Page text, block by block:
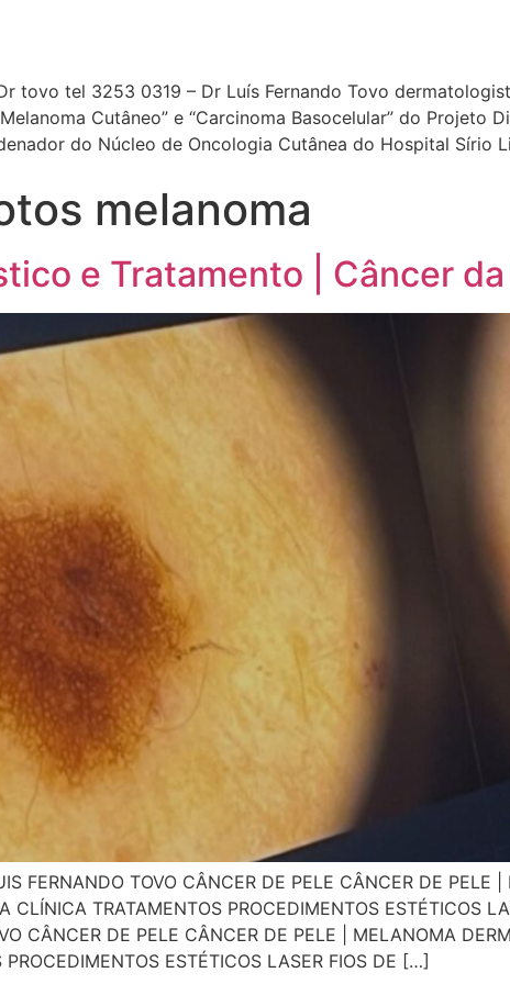
tovo tel 3253 0319 – Dr Luís Fernando Tovo
Cutâneo” e “Carcinoma Basocelular” do
do Núcleo de Oncologia Cutânea do Hospital Sírio
melanoma
e Tratamento | Câncer
FERNANDO TOVO CÂNCER DE PELE CÂNCER DE PELE
CLÍNICA TRATAMENTOS PROCEDIMENTOS ESTÉTICOS
CÂNCER DE PELE CÂNCER DE PELE | MELANOMA
PROCEDIMENTOS ESTÉTICOS LASER FIOS DE […]